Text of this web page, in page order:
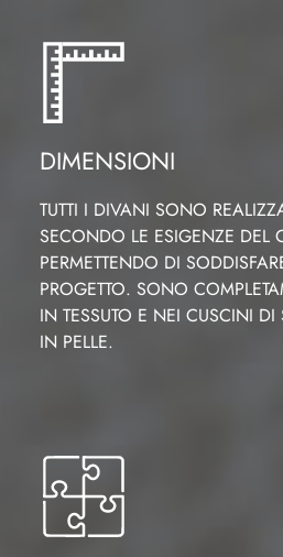
DIMENSIONI
TUTTI I DIVANI SONO
SECONDO LE ESIGENZE DEL
PERMETTENDO DI
PROGETTO. SONO
IN TESSUTO E NEI CUSCINI DI
IN PELLE.